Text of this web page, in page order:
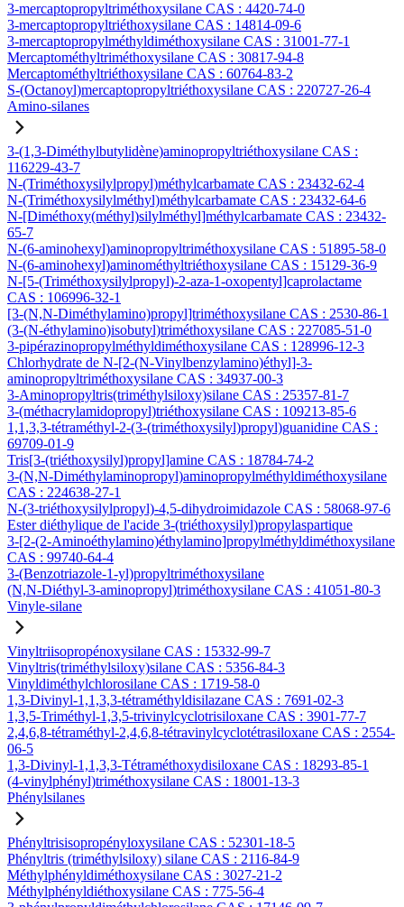
3-mercaptopropyltriméthoxysilane CAS : 4420-74-0
3-mercaptopropyltriéthoxysilane CAS : 14814-09-6
3-mercaptopropylméthyldiméthoxysilane CAS : 31001-77-1
Mercaptométhyltriméthoxysilane CAS : 30817-94-8
Mercaptométhyltriéthoxysilane CAS : 60764-83-2
S-(Octanoyl)mercaptopropyltriéthoxysilane CAS : 220727-26-4
Amino-silanes
3-(1,3-Diméthylbutylidène)aminopropyltriéthoxysilane CAS :
116229-43-7
N-(Triméthoxysilylpropyl)méthylcarbamate CAS : 23432-62-4
N-(Triméthoxysilylméthyl)méthylcarbamate CAS : 23432-64-6
N-[Diméthoxy(méthyl)silylméthyl]méthylcarbamate CAS : 23432-
65-7
N-(6-aminohexyl)aminopropyltriméthoxysilane CAS : 51895-58-0
N-(6-aminohexyl)aminométhyltriéthoxysilane CAS : 15129-36-9
N-[5-(Triméthoxysilylpropyl)-2-aza-1-oxopentyl]caprolactame
CAS : 106996-32-1
[3-(N,N-Diméthylamino)propyl]triméthoxysilane CAS : 2530-86-1
(3-(N-éthylamino)isobutyl)triméthoxysilane CAS : 227085-51-0
3-pipérazinopropylméthyldiméthoxysilane CAS : 128996-12-3
Chlorhydrate de N-[2-(N-Vinylbenzylamino)éthyl]-3-
aminopropyltriméthoxysilane CAS : 34937-00-3
3-Aminopropyltris(triméthylsiloxy)silane CAS : 25357-81-7
3-(méthacrylamidopropyl)triéthoxysilane CAS : 109213-85-6
1,1,3,3-tétraméthyl-2-(3-(triméthoxysilyl)propyl)guanidine CAS :
69709-01-9
Tris[3-(triéthoxysilyl)propyl]amine CAS : 18784-74-2
3-(N,N-Diméthylaminopropyl)aminopropylméthyldiméthoxysilane
CAS : 224638-27-1
N-(3-triéthoxysilylpropyl)-4,5-dihydroimidazole CAS : 58068-97-6
Ester diéthylique de l'acide 3-(triéthoxysilyl)propylaspartique
3-[2-(2-Aminoéthylamino)éthylamino]propylméthyldiméthoxysilane
CAS : 99740-64-4
3-(Benzotriazole-1-yl)propyltriméthoxysilane
(N,N-Diéthyl-3-aminopropyl)triméthoxysilane CAS : 41051-80-3
Vinyle-silane
Vinyltriisopropénoxysilane CAS : 15332-99-7
Vinyltris(triméthylsiloxy)silane CAS : 5356-84-3
Vinyldiméthylchlorosilane CAS : 1719-58-0
1,3-Divinyl-1,1,3,3-tétraméthyldisilazane CAS : 7691-02-3
1,3,5-Triméthyl-1,3,5-trivinylcyclotrisiloxane CAS : 3901-77-7
2,4,6,8-tétraméthyl-2,4,6,8-tétravinylcyclotétrasiloxane CAS : 2554-
06-5
1,3-Divinyl-1,1,3,3-Tétraméthoxydisiloxane CAS : 18293-85-1
(4-vinylphényl)triméthoxysilane CAS : 18001-13-3
Phénylsilanes
Phényltrisisopropényloxysilane CAS : 52301-18-5
Phényltris (triméthylsiloxy) silane CAS : 2116-84-9
Méthylphényldiméthoxysilane CAS : 3027-21-2
Méthylphényldiéthoxysilane CAS : 775-56-4